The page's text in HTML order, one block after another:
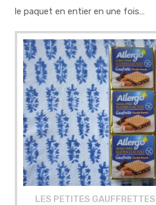
le paquet en entier en une fois…
LES PETITES